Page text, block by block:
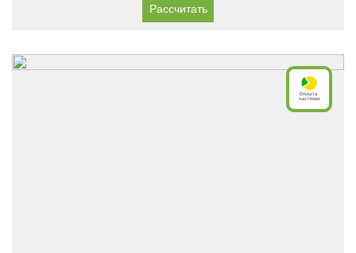
Рассчитать